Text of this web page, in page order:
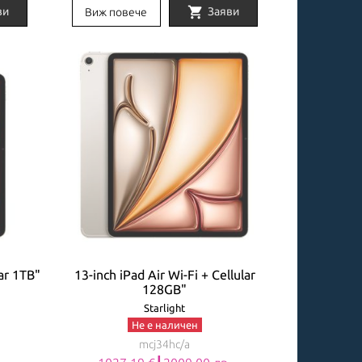
Виж повече shopping_cart Заяви
1TB"
13-inch iPad Air Wi-Fi + Cellular
128GB"
Starlight
Не е наличен
mcj34hc/a